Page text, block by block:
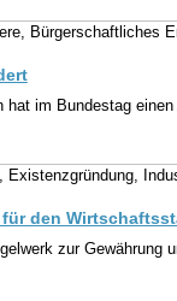
Bürgerschaftliches
hat im Bundestag
Existenzgründung,
den
zur Gewährung